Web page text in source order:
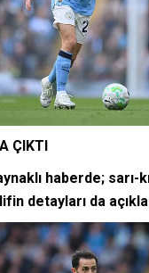
ÇIKTI
haberde; sarı-
detayları da